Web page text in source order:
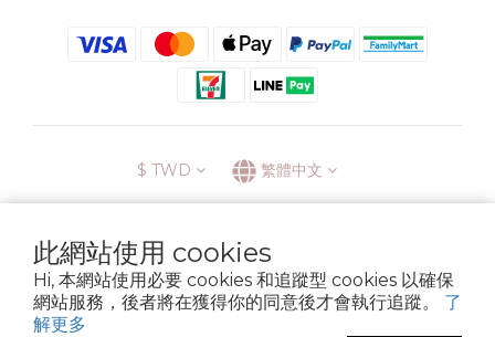
此網站使用 cookies
Hi, 本網站使用必要 cookies 和追蹤型 cookies 以確保
網站服務，後者將在獲得你的同意後才會執行追蹤。 了
解更多
$ TWD 繁體中文
░\\ 會員升級表 //░
運送方式
退換貨政策 條款與細則
隱私政策